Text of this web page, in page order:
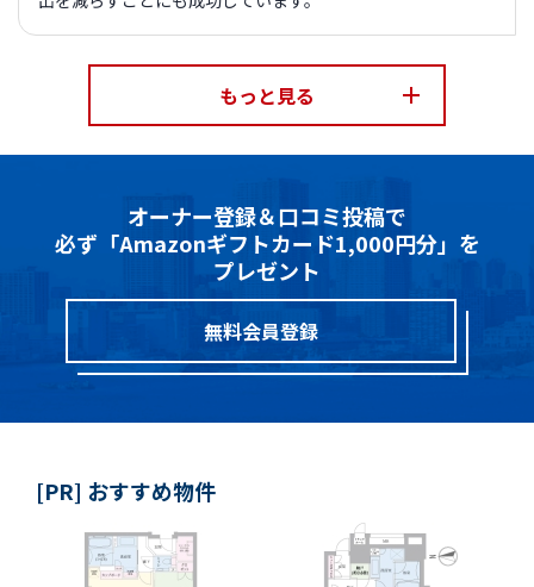
もっと見る
オーナー登録＆口コミ投稿で
必ず「Amazonギフトカード1,000円分」を
プレゼント
無料会員登録
[PR] おすすめ物件